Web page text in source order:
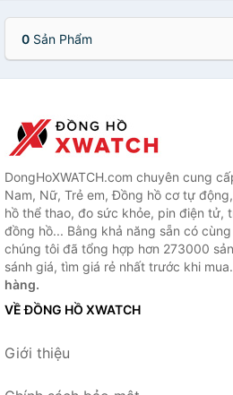
0 Sản Phẩm
DongHoXWATCH.com chuyên cung
Nam, Nữ, Trẻ em, Đồng hồ cơ tự
hồ thể thao, đo sức khỏe, pin điện tử,
đồng hồ... Bằng khả năng sẵn có
chúng tôi đã tổng hợp hơn 273000
sánh giá, tìm giá rẻ nhất trước khi mua.
hàng.
VỀ ĐỒNG HỒ XWATCH
Giới thiệu